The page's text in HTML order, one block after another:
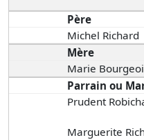
Père
Michel Richard
Mère
Marie
Parrain ou
Prudent
Marguerite